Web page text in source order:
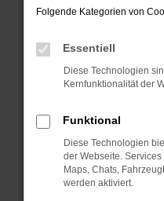
deine
Manche
können das
verhindern.
Fenster?
Starte dein
Das kann
vorübergehende
Folgende Kategorien von
Essentiell
Diese Technologien
Kernfunktionalität der
Funktional
Diese Technologien
der Webseite.
Maps, Chats,
werden aktiviert.